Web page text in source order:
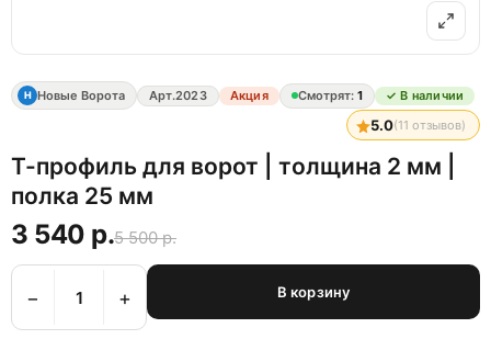
Н Новые Ворота Арт.2023 Акция Смотрят: 1 ✓ В наличии
5.0(11 отзывов)
Т-профиль для ворот | толщина 2 мм |
полка 25 мм
3 540 р.5 500 р.
− + В корзину